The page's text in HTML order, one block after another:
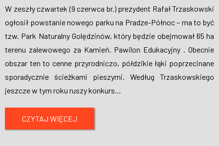
W zeszły czwartek (9 czerwca br.) prezydent Rafał Trzaskowski
ogłosił powstanie nowego parku na Pradze-Północ – ma to być
tzw. Park Naturalny Golędzinów, który będzie obejmował 65 ha
terenu zalewowego za Kamień. Pawilon Edukacyjny . Obecnie
obszar ten to cenne przyrodniczo, półdzikie łąki poprzecinane
sporadycznie ścieżkami pieszymi. Według Trzaskowskiego
jeszcze w tym roku ruszy konkurs…
CZYTAJ WIĘCEJ